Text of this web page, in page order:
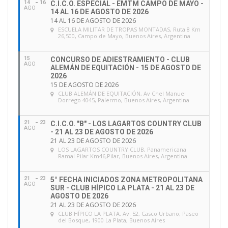
14
AGO
16
C.I.C.O. ESPECIAL - EMTM CAMPO DE MAYO -
14 AL 16 DE AGOSTO DE 2026
14 AL 16 DE AGOSTO DE 2026
ESCUELA MILITAR DE TROPAS MONTADAS, Ruta 8 Km
26,500, Campo de Mayo, Buenos Aires, Argentina
15
AGO
CONCURSO DE ADIESTRAMIENTO - CLUB
ALEMÁN DE EQUITACIÓN - 15 DE AGOSTO DE
2026
15 DE AGOSTO DE 2026
CLUB ALEMÁN DE EQUITACIÓN, Av Cnel Manuel
Dorrego 4045, Palermo, Buenos Aires, Argentina
21
AGO
23
C.I.C.O. "B" - LOS LAGARTOS COUNTRY CLUB
- 21 AL 23 DE AGOSTO DE 2026
21 AL 23 DE AGOSTO DE 2026
LOS LAGARTOS COUNTRY CLUB, Panamericana
Ramal Pilar Km46,Pilar, Buenos Aires, Argentina
21
AGO
23
5° FECHA INICIADOS ZONA METROPOLITANA
SUR - CLUB HÍPICO LA PLATA - 21 AL 23 DE
AGOSTO DE 2026
21 AL 23 DE AGOSTO DE 2026
CLUB HÍPICO LA PLATA, Av. 52, Casco Urbano, Paseo
del Bosque, 1900 La Plata, Buenos Aires